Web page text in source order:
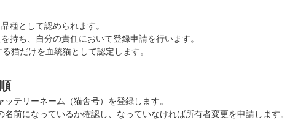
種として認められます。
持ち、自分の責任において登録申請を行います。
猫だけを血統猫として認定します。
テリーネーム（猫舎号）を登録します。
前になっているか確認し、なっていなければ所有者変更を申請します。